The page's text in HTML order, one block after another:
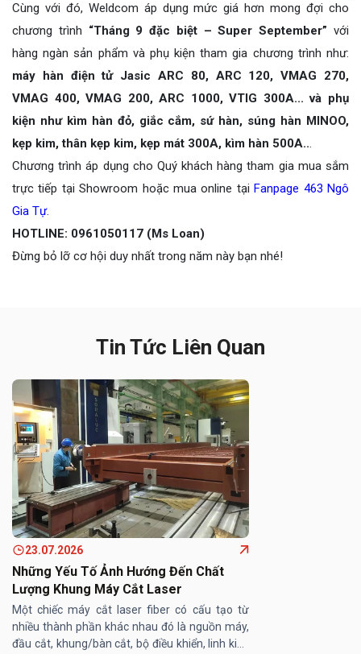
Cùng với đó, Weldcom áp dụng mức giá hơn mong đợi cho
chương trình “Tháng 9 đặc biệt – Super September” với
hàng ngàn sản phẩm và phụ kiện tham gia chương trình như:
máy hàn điện tử Jasic ARC 80, ARC 120, VMAG 270,
VMAG 400, VMAG 200, ARC 1000, VTIG 300A... và phụ
kiện như kìm hàn đỏ, giắc cắm, sứ hàn, súng hàn MINOO,
kẹp kim, thân kẹp kim, kẹp mát 300A, kìm hàn 500A...
Chương trình áp dụng cho Quý khách hàng tham gia mua sắm
trực tiếp tại Showroom hoặc mua online tại Fanpage 463 Ngô
Gia Tự.
HOTLINE: 0961050117 (Ms Loan)
Đừng bỏ lỡ cơ hội duy nhất trong năm này bạn nhé!
Tin Tức Liên Quan
23.07.2026
Những Yếu Tố Ảnh Hướng Đến Chất
Lượng Khung Máy Cắt Laser
Một chiếc máy cắt laser fiber có cấu tạo từ
nhiều thành phần khác nhau đó là nguồn máy,
đầu cắt, khung/bàn cắt, bộ điều khiển, linh kiện